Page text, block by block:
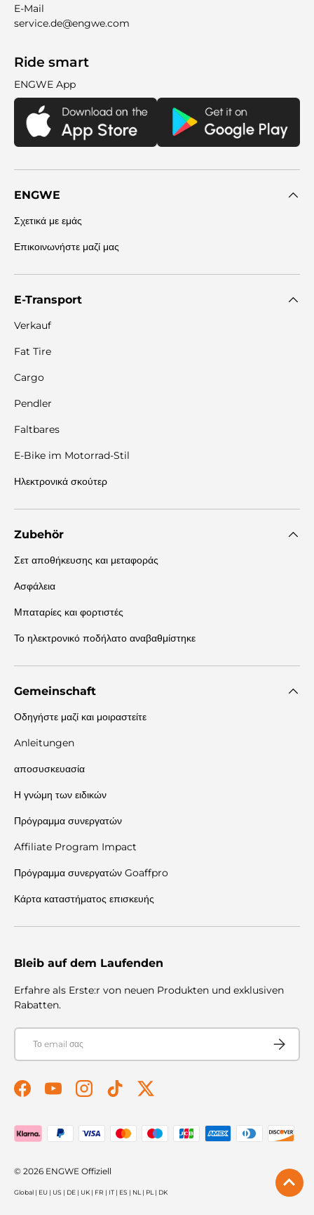
E-Mail
service.de@engwe.com
Ride smart
ENGWE App
ENGWE
Σχετικά με εμάς
Επικοινωνήστε μαζί μας
E-Transport
Verkauf
Fat Tire
Cargo
Pendler
Faltbares
E-Bike im Motorrad-Stil
Ηλεκτρονικά σκούτερ
Zubehör
Σετ αποθήκευσης και μεταφοράς
Ασφάλεια
Μπαταρίες και φορτιστές
Το ηλεκτρονικό ποδήλατο αναβαθμίστηκε
Gemeinschaft
Οδηγήστε μαζί και μοιραστείτε
Anleitungen
αποσυσκευασία
Η γνώμη των ειδικών
Πρόγραμμα συνεργατών
Affiliate Program Impact
Πρόγραμμα συνεργατών Goaffpro
Κάρτα καταστήματος επισκευής
Bleib auf dem Laufenden
Erfahre als Erste:r von neuen Produkten und exklusiven
Rabatten.
E-mail
FacebookYouTubeInstagramTikTokTwitter
Αποδεκτοί τρόποι πληρωμής
© 2026 ENGWE Offiziell
Global | EU | US | DE | UK | FR | IT | ES | NL| PL| DK